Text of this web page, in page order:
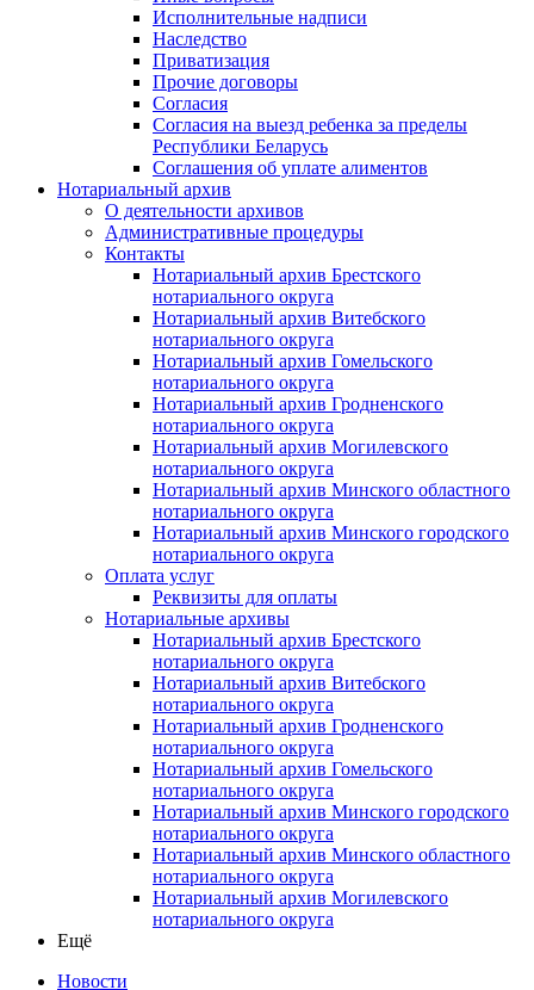
Исполнительные надписи
Наследство
Приватизация
Прочие договоры
Согласия
Согласия на выезд ребенка за пределы
Республики Беларусь
Соглашения об уплате алиментов
Нотариальный архив
О деятельности архивов
Административные процедуры
Контакты
Нотариальный архив Брестского
нотариального округа
Нотариальный архив Витебского
нотариального округа
Нотариальный архив Гомельского
нотариального округа
Нотариальный архив Гродненского
нотариального округа
Нотариальный архив Могилевского
нотариального округа
Нотариальный архив Минского областного
нотариального округа
Нотариальный архив Минского городского
нотариального округа
Оплата услуг
Реквизиты для оплаты
Нотариальные архивы
Нотариальный архив Брестского
нотариального округа
Нотариальный архив Витебского
нотариального округа
Нотариальный архив Гродненского
нотариального округа
Нотариальный архив Гомельского
нотариального округа
Нотариальный архив Минского городского
нотариального округа
Нотариальный архив Минского областного
нотариального округа
Нотариальный архив Могилевского
нотариального округа
Ещё
Новости